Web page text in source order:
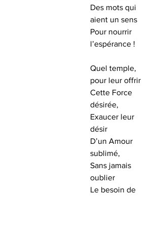
Des mots qui
aient un sens
Pour nourrir
l’espérance !
Quel temple,
pour leur offrir
Cette Force
désirée,
Exaucer leur
désir
D’un Amour
sublimé,
Sans jamais
oublier
Le besoin de